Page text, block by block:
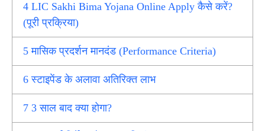
4 LIC Sakhi Bima Yojana Online Apply कैसे करें?
(पूरी प्रक्रिया)
5 मासिक प्रदर्शन मानदंड (Performance Criteria)
6 स्टाइपेंड के अलावा अतिरिक्त लाभ
7 3 साल बाद क्या होगा?